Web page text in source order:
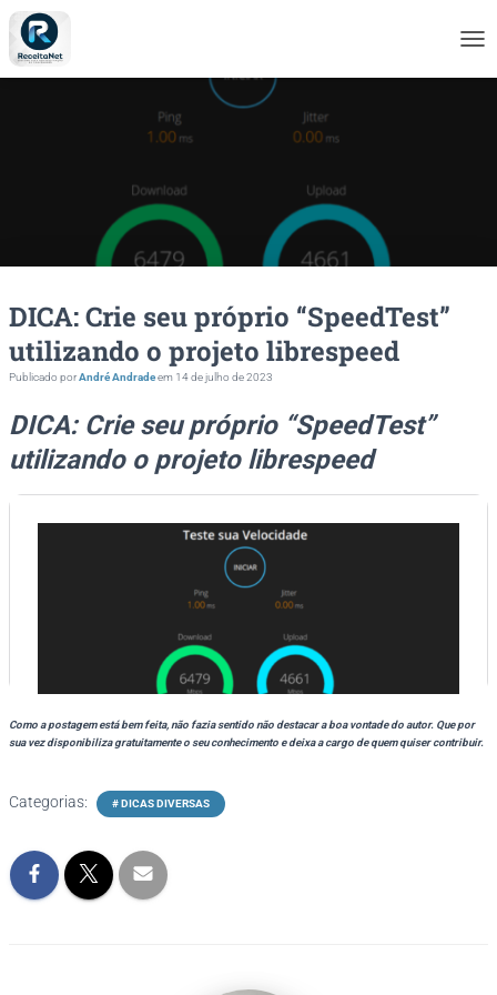
L
V
DICA: Crie seu próprio “SpeedTest”
utilizando o projeto librespeed
Publicado porAndré Andradeem 14 de julho de 2023
DICA: Crie seu próprio “SpeedTest”
utilizando o projeto librespeed
Como a postagem está bem feita, não fazia sentido não destacar a boa vontade do autor. Que por
sua vez disponibiliza gratuitamente o seu conhecimento e deixa a cargo de quem quiser contribuir.
Categorias: # DICAS DIVERSAS